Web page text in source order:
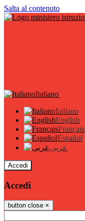
Salta al contenuto
Italiano
Italiano
English
Français
Español
عربى
Accedi
Accedi
button close ×